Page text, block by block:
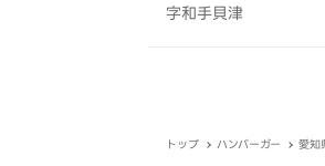
字和手貝津
トップ ハンバーガー 愛知